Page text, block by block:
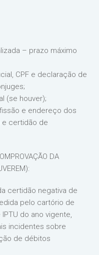
– prazo máximo
CPF e declaração de
(se houver);
e endereço dos
e certidão de
DA
certidão negativa de
pelo cartório de
do ano vigente,
incidentes sobre
de débitos